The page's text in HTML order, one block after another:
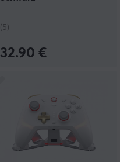
(5)
32.90 €